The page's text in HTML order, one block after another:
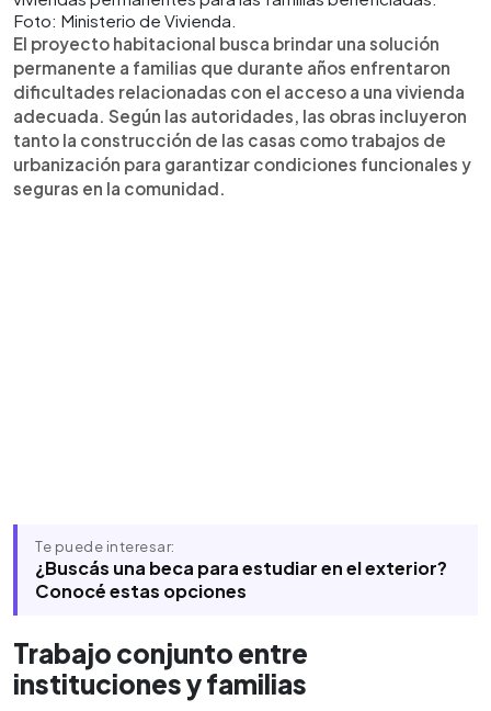
Foto: Ministerio de Vivienda.
El proyecto habitacional busca brindar una solución
permanente a familias que durante años enfrentaron
dificultades relacionadas con el acceso a una vivienda
adecuada. Según las autoridades, las obras incluyeron
tanto la construcción de las casas como trabajos de
urbanización para garantizar condiciones funcionales y
seguras en la comunidad.
Te puede interesar:
¿Buscás una beca para estudiar en el exterior?
Conocé estas opciones
Trabajo conjunto entre
instituciones y familias